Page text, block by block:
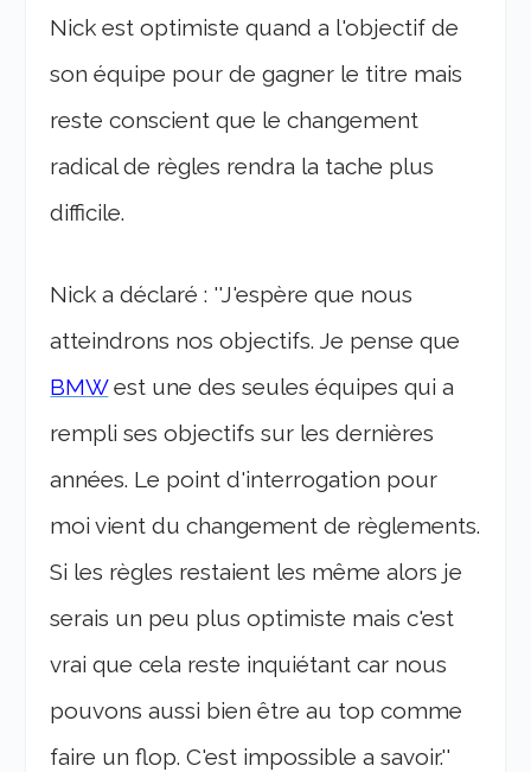
Nick est optimiste quand a l'objectif de
son équipe pour de gagner le titre mais
reste conscient que le changement
radical de règles rendra la tache plus
difficile.
Nick a déclaré : ''J'espère que nous
atteindrons nos objectifs. Je pense que
BMWest une des seules équipes qui a
rempli ses objectifs sur les dernières
années. Le point d'interrogation pour
moi vient du changement de règlements.
Si les règles restaient les même alors je
serais un peu plus optimiste mais c'est
vrai que cela reste inquiétant car nous
pouvons aussi bien être au top comme
faire un flop. C'est impossible a savoir.''